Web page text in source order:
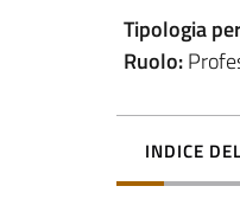
Tipologia
Ruolo:
INDICE